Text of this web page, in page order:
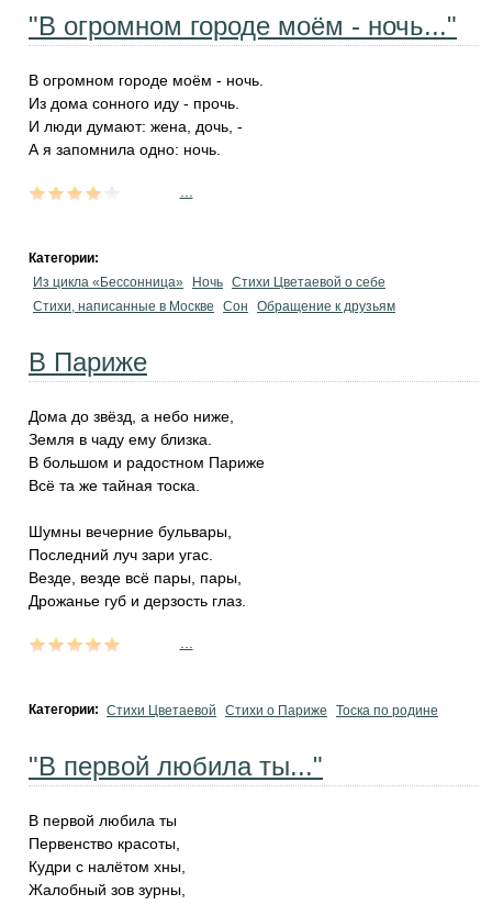
"В огромном городе моём - ночь..."
В огромном городе моём - ночь.
Из дома сонного иду - прочь.
И люди думают: жена, дочь, -
А я запомнила одно: ночь.
Категории:
Из цикла «Бессонница»
Ночь Стихи Цветаевой о себе
Стихи, написанные в Москве
Сон Обращение к друзьям
В Париже
Дома до звёзд, а небо ниже,
Земля в чаду ему близка.
В большом и радостном Париже
Всё та же тайная тоска.
Шумны вечерние бульвары,
Последний луч зари угас.
Везде, везде всё пары, пары,
Дрожанье губ и дерзость глаз.
Категории: Стихи Цветаевой Стихи о Париже Тоска по родине
"В первой любила ты..."
В первой любила ты
Первенство красоты,
Кудри с налётом хны,
Жалобный зов зурны,